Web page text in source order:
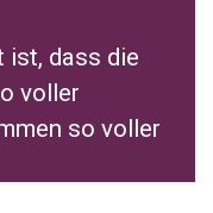
ist, dass die
voller
so voller